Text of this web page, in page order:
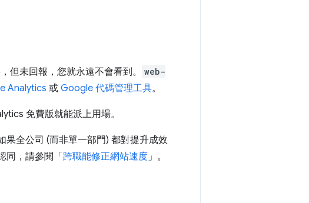
但未回報，您就永遠不會看到。
web-
Analytics 或 Google 代碼管理工具。
免費版就能派上用場。
果全公司 (而非單一部門) 都對提升成效
同，請參閱「 跨職能修正網站速度」。